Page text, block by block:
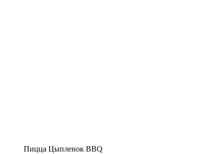
Пицца Цыпленок BBQ